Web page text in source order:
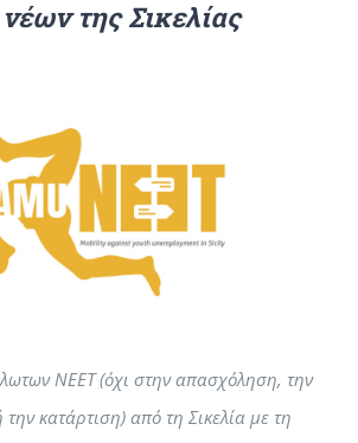
της Σικελίας
NEET (όχι στην απασχόληση, την
κατάρτιση) από τη Σικελία με τη